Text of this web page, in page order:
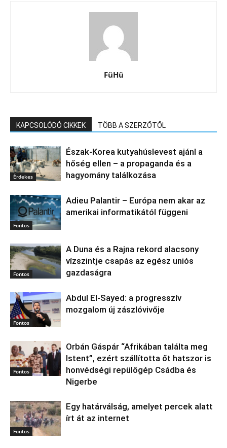
FüHü
KAPCSOLÓDÓ CIKKEK TÖBB A SZERZŐTŐL
Érdekes
Észak‑Korea kutyahúslevest ajánl a
hőség ellen – a propaganda és a
hagyomány találkozása
Fontos
Adieu Palantir – Európa nem akar az
amerikai informatikától függeni
Fontos
A Duna és a Rajna rekord alacsony
vízszintje csapás az egész uniós
gazdaságra
Fontos
Abdul El‑Sayed: a progresszív
mozgalom új zászlóvivője
Fontos
Orbán Gáspár “Afrikában találta meg
Istent”, ezért szállította őt hatszor is
honvédségi repülőgép Csádba és
Nigerbe
Fontos
Egy határválság, amelyet percek alatt
írt át az internet